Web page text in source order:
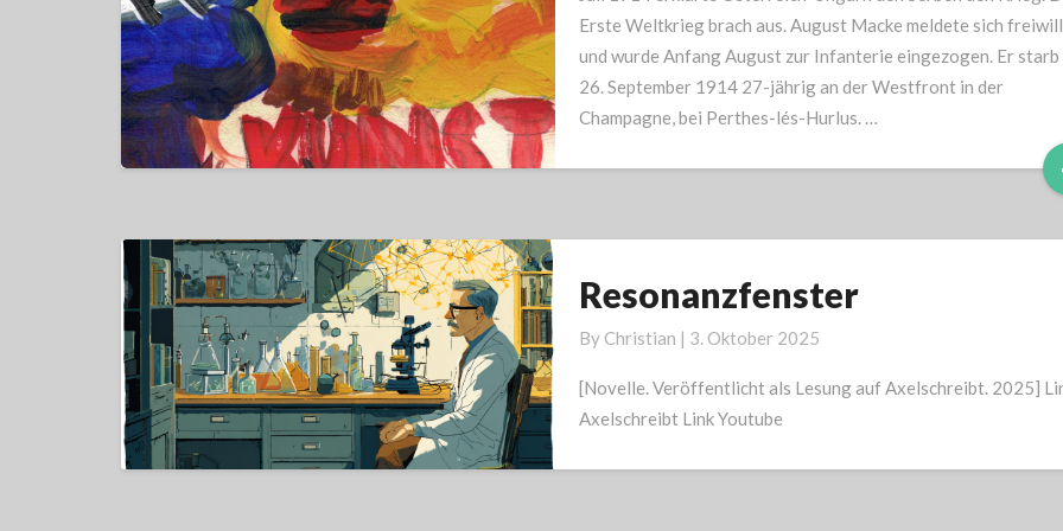
Erste Weltkrieg brach aus. August Macke meldete sich
und wurde Anfang August zur Infanterie eingezogen. Er starb
26. September 1914 27-jährig an der Westfront in der
Champagne, bei Perthes-lés-Hurlus. …
Resonanzfenster
Resonanzfenster
By Christian | 3. Oktober 2025
[Novelle. Veröffentlicht als Lesung auf Axelschreibt. 2025]
Axelschreibt Link Youtube